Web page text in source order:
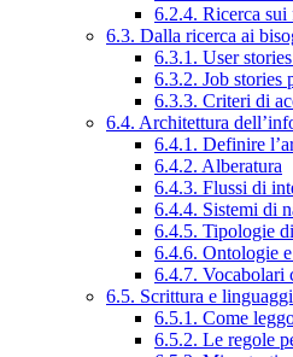
6.2.4. Ricerca sui
6.3. Dalla ricerca ai
6.3.1. User
6.3.2. Job stories
6.3.3. Criteri di
6.4. Architettura
6.4.1. Definire
6.4.2. Alberatura
6.4.3. Flussi di
6.4.4. Sistemi di
6.4.5. Tipologie
6.4.6. Ontologie
6.4.7. Vocabolari
6.5. Scrittura e
6.5.1. Come
6.5.2. Le regole